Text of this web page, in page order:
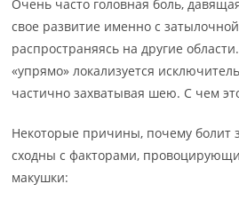
Очень часто головная боль,
свое развитие именно с
распространяясь на другие
«упрямо» локализуется
частично захватывая шею. С чем
Некоторые причины, почему болит
сходны с факторами,
макушки: